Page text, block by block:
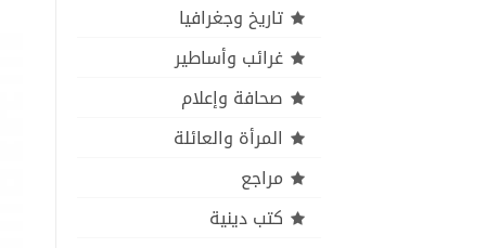
تاريخ وجغرافيا
غرائب وأساطير
صحافة وإعلام
المرأة والعائلة
مراجع
كتب دينية